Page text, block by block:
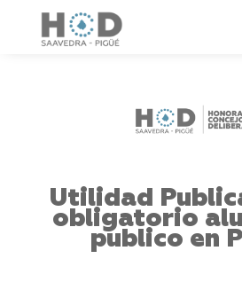
Utilidad
obligatorio
publico en